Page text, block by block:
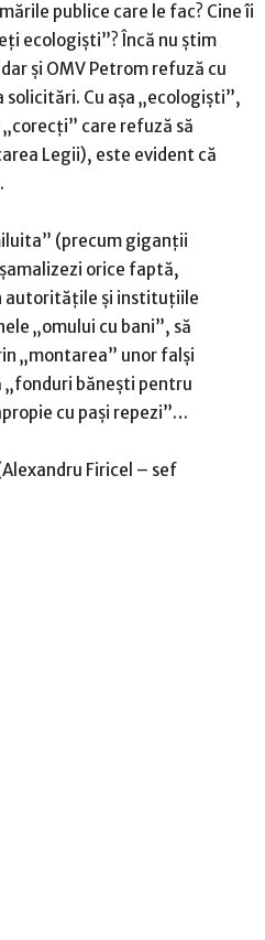
publice care le fac? Cine îi
ecologiști”? Încă nu știm
și OMV Petrom refuză cu
solicitări. Cu așa „ecologiști”,
care refuză să
Legii), este evident că
(precum giganții
orice faptă,
autoritățile și instituțiile
„omului cu bani”, să
„montarea” unor falși
„fonduri bănești pentru
cu pași repezi”…
Firicel – sef